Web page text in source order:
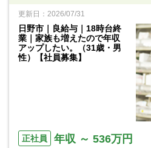
更新日：2026/07/31
日野市｜良給与｜18時台終
業｜家族も増えたので年収
アップしたい。（31歳・男
性）【社員募集】
正社員 年収 ～ 536万円